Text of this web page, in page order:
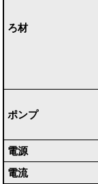
ろ材
ポンプ
電源
電流